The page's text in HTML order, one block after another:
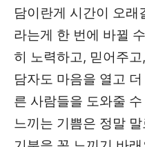
담이란게 시간이 오래
라는게 한 번에 바뀔
히 노력하고, 믿어주
담자도 마음을 열고
른 사람들을 도와줄
느끼는 기쁨은 정말